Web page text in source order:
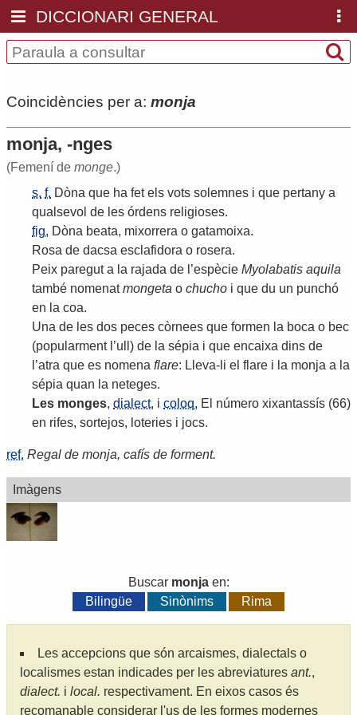
DICCIONARI GENERAL
Coincidències per a: monja
monja, -nges
(Femení de monge.)
s. f. Dòna que ha fet els vots solemnes i que pertany a
qualsevol de les órdens religioses.
fig. Dòna beata, mixorrera o gatamoixa.
Rosa de dacsa esclafidora o rosera.
Peix paregut a la rajada de ’espècie Myolabatis aquila
també nomenat mongeta o chucho i que du un punchó
en la coa.
Una de les dos peces còrnees que formen la boca o bec
(popularment ’ull ) de la sépia i que encaixa dins de
’atra que es nomena flare: Lleva- li el flare i la monja a la
sépia quan la neteges.
Les monges, dialect. i coloq. El número xixantassís (66)
en rifes, sortejos, loteries i jocs.
ref. Regal de monja, cafís de forment.
Imàgens
Buscar monjaen:
Bilingüe
Sinònims Rima
Les accepcions que són arcaismes, dialectals o
localismes estan indicades per les abreviatures ant.,
dialect. i local. respectivament. En eixos casos és
recomanable considerar l'us de les formes modernes